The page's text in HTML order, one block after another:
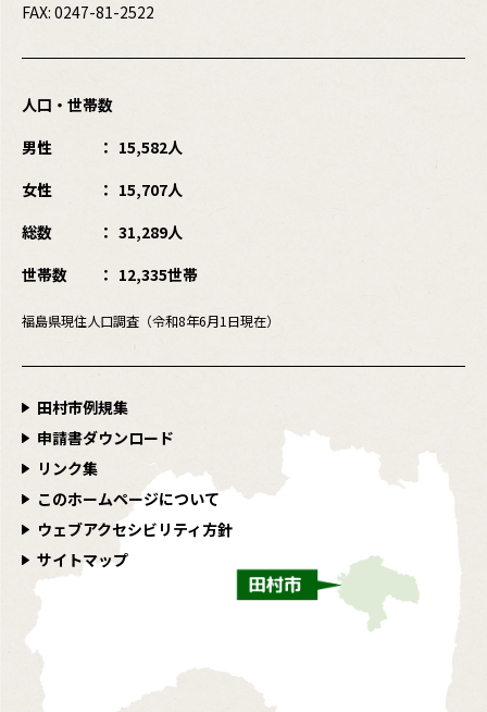
FAX: 0247-81-2522
人口・世帯数
男性
15,582人
女性
15,707人
総数
31,289人
世帯数
12,335世帯
福島県現住人口調査（令和8年6月1日現在）
田村市例規集
申請書ダウンロード
リンク集
このホームページについて
ウェブアクセシビリティ方針
サイトマップ